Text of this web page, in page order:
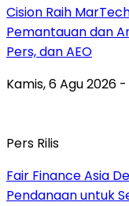
Cision Raih
Pemantauan dan
Pers, dan AEO
Kamis, 6 Agu 2026 -
Pers Rilis
Fair Finance Asia
Pendanaan untuk